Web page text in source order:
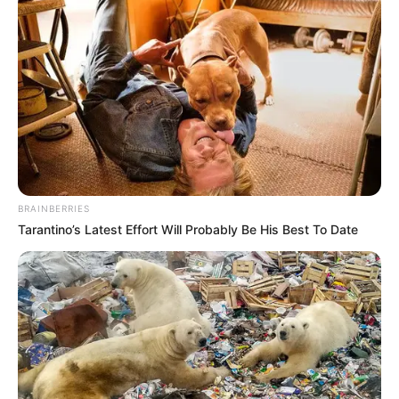
Mute
Baca juga:Biodata, Profil, dan Fakta Baby Margaretha
BRAINBERRIES
Tarantino’s Latest Effort Will Probably Be His Best To Date